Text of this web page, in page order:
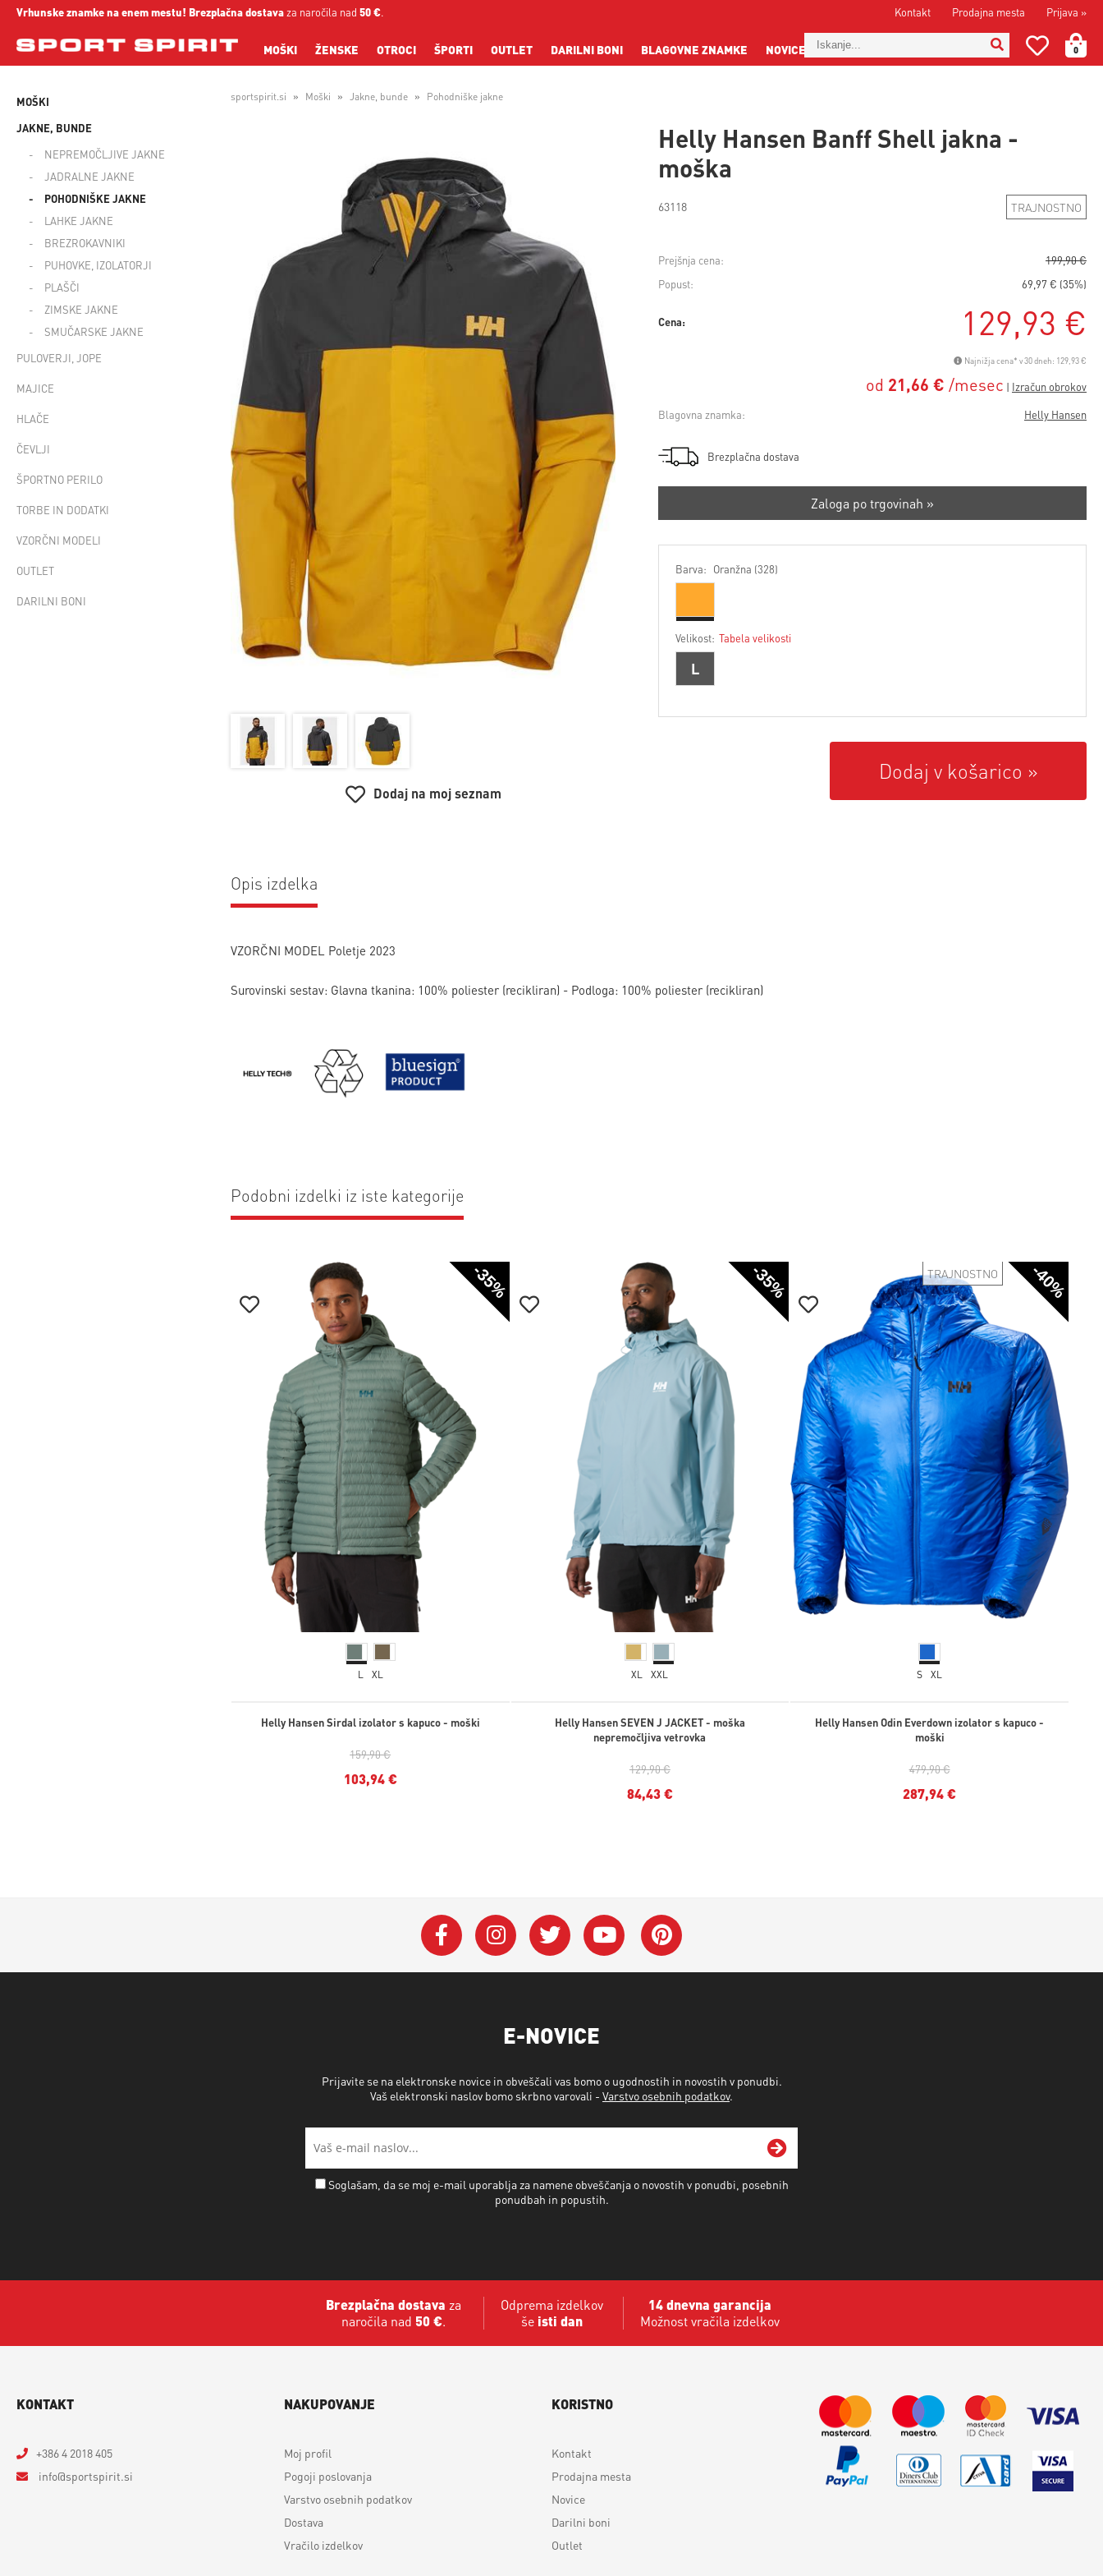
Prijava »
Kontakt Prodajna mesta
Vrhunske znamke na enem mestu! Brezplačna dostavaza naročila nad 50 €.
0
MOŠKI ŽENSKE OTROCI ŠPORTI OUTLET DARILNI BONI BLAGOVNE ZNAMKE NOVICE
MOŠKI
JAKNE, BUNDE
NEPREMOČLJIVE JAKNE
JADRALNE JAKNE
POHODNIŠKE JAKNE
LAHKE JAKNE
BREZROKAVNIKI
PUHOVKE, IZOLATORJI
PLAŠČI
ZIMSKE JAKNE
SMUČARSKE JAKNE
PULOVERJI, JOPE
MAJICE
HLAČE
ČEVLJI
ŠPORTNO PERILO
TORBE IN DODATKI
VZORČNI MODELI
OUTLET
DARILNI BONI
sportspirit.si Moški Jakne, bunde Pohodniške jakne
Helly Hansen Banff Shell jakna -
moška
63118 TRAJNOSTNO
Dodaj na moj seznam
Prejšnja cena:
199,90 €
Popust:
69,97 € (35%)
Cena: 129,93 €
Najnižja cena* v 30 dneh: 129,93 €
od 21,66 € /mesec
Blagovna znamka: Helly Hansen
Brezplačna dostava
Zaloga po trgovinah »
Barva: Oranžna (328)
Velikost: Tabela velikosti
L
Dodaj v košarico
Opis izdelka
VZORČNI MODEL Poletje 2023
Surovinski sestav: Glavna tkanina: 100% poliester (recikliran) - Podloga: 100% poliester (recikliran)
Podobni izdelki iz iste kategorije
-35%
L XL
Helly Hansen Sirdal izolator s kapuco - moški
159,90 €
103,94 €
-35%
XL XXL
Helly Hansen SEVEN J JACKET - moška
nepremočljiva vetrovka
129,90 €
84,43 €
-40%
TRAJNOSTNO
S XL
Helly Hansen Odin Everdown izolator s kapuco -
moški
479,90 €
287,94 €
E-NOVICE
Prijavite se na elektronske novice in obveščali vas bomo o ugodnostih in novostih v ponudbi.
Vaš elektronski naslov bomo skrbno varovali - Varstvo osebnih podatkov.
Soglašam, da se moj e-mail uporablja za namene obveščanja o novostih v ponudbi, posebnih
ponudbah in popustih.
Brezplačna dostava za
naročila nad 50 €.
Odprema izdelkov
še isti dan
14 dnevna garancija
Možnost vračila izdelkov
KONTAKT
+386 4 2018 405
info
sportspirit.si
NAKUPOVANJE
Moj profil
Pogoji poslovanja
Varstvo osebnih podatkov
Dostava
Vračilo izdelkov
KORISTNO
Kontakt
Prodajna mesta
Novice
Darilni boni
Outlet